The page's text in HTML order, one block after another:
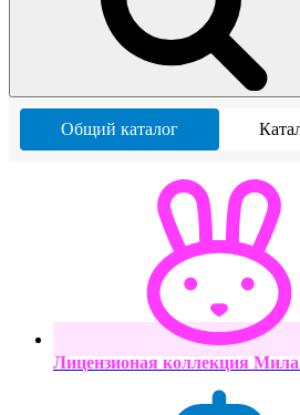
Общий каталог
Лицензионая коллекция